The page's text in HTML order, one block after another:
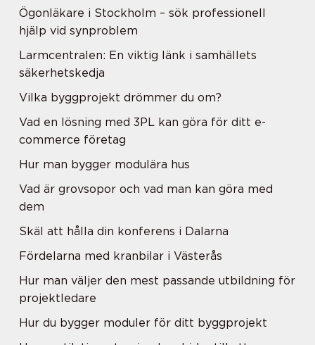
Ögonläkare i Stockholm – sök professionell
hjälp vid synproblem
Larmcentralen: En viktig länk i samhällets
säkerhetskedja
Vilka byggprojekt drömmer du om?
Vad en lösning med 3PL kan göra för ditt e-
commerce företag
Hur man bygger modulära hus
Vad är grovsopor och vad man kan göra med
dem
Skäl att hålla din konferens i Dalarna
Fördelarna med kranbilar i Västerås
Hur man väljer den mest passande utbildning för
projektledare
Hur du bygger moduler för ditt byggprojekt